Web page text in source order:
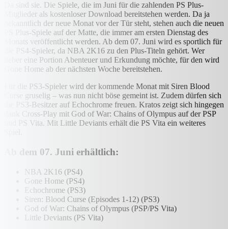
Da sind sie. Die Spiele, die im Juni für die zahlenden PS Plus-
Mitglieder als kostenloser Download bereitstehen werden. Da ja
bekanntlich der neue Monat vor der Tür steht, stehen auch die neuen
PS Plus-Spiele auf der Matte, die immer am ersten Dienstag des
Monats veröffentlicht werden. Ab dem 07. Juni wird es sportlich für
die PS4-Spieler, da NBA 2K16 zu den Plus-Titeln gehört. Wer
lieber eine Portion Abenteuer und Erkundung möchte, für den wird
Gone Home ab der nächsten Woche bereitstehen.
Für die PS3-Spieler wird der kommende Monat mit Siren Blood
Curse gruselig – was nun nicht böse gemeint ist. Zudem dürfen sich
die PS3-Besitzer auf Echochrome freuen. Kratos zeigt sich hingegen
dank Cross-Play mit God of War: Chains of Olympus auf der PSP
und PS Vita. Mit Little Deviants erhält die PS Vita ein weiteres
Ab dem 07. Juni erhältlich:
NBA 2K16 (PS4)
Gone Home (PS4)
Echochrome (PS3)
Siren: Blood Curse (Episodes 1-12) (PS3)
God of War: Chains of Olympus (PSP/PS Vita)
Little Deviants (PS Vita)